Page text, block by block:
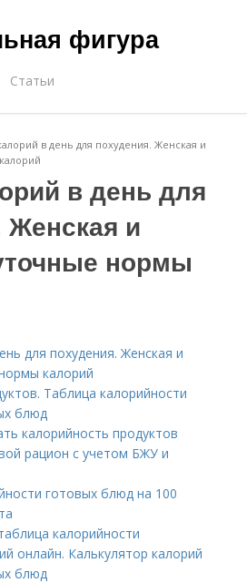
фигура
Статьи
в день для похудения. Женская и
в день для
Женская и
нормы
для похудения. Женская и
калорий
Таблица калорийности
блюд
калорийность продуктов
рацион с учетом БЖУ и
готовых блюд на 100
калорийности
онлайн. Калькулятор калорий
блюд